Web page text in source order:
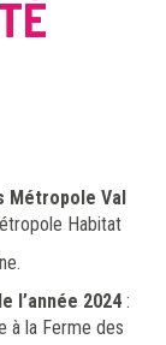
Métropole Val
Habitat
l’année 2024:
à la Ferme des